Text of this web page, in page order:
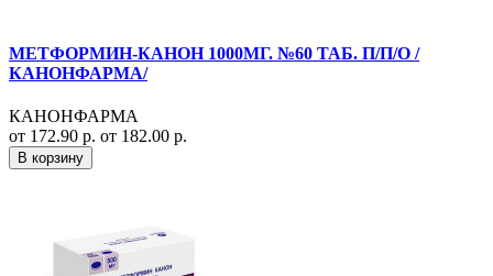
МЕТФОРМИН-КАНОН 1000МГ. №60 ТАБ. П/П/О /
КАНОНФАРМА/
КАНОНФАРМА
от 172.90 р. от 182.00 р.
В корзину